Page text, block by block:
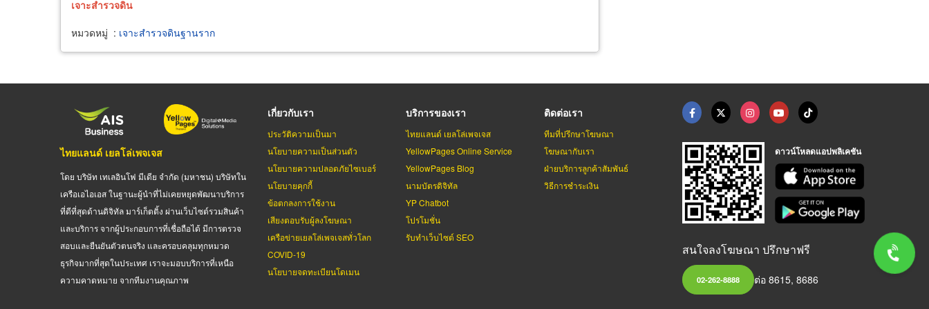
เจาะสำรวจดิน
หมวดหมู่ : เจาะสำรวจดินฐานราก
ไทยแลนด์ เยลโล่เพจเจส
โดย บริษัท เทเลอินโฟ มีเดีย จำกัด (มหาชน) บริษัทใน
เครือเอไอเอส ในฐานะผู้นำที่ไม่เคยหยุดพัฒนาบริการ
ที่ดีที่สุดด้านดิจิทัล มาร์เก็ตติ้ง ผ่านเว็บไซต์รวมสินค้า
และบริการ จากผู้ประกอบการที่เชื่อถือได้ มีการตรวจ
สอบและยืนยันตัวตนจริง และครอบคลุมทุกหมวด
ธุรกิจมากที่สุดในประเทศ เราจะมอบบริการที่เหนือ
ความคาดหมาย จากทีมงานคุณภาพ
เกี่ยวกับเรา
ประวัติความเป็นมา
นโยบายความเป็นส่วนตัว
นโยบายความปลอดภัยไซเบอร์
นโยบายคุกกี้
ข้อตกลงการใช้งาน
เสียงตอบรับผู้ลงโฆษณา
เครือข่ายเยลโล่เพจเจสทั่วโลก
COVID-19
นโยบายจดทะเบียนโดเมน
บริการของเรา
ไทยแลนด์ เยลโล่เพจเจส
YellowPages Online Service
YellowPages Blog
นามบัตรดิจิทัล
YP Chatbot
โปรโมชั่น
รับทำเว็บไซต์ SEO
ติดต่อเรา
ทีมที่ปรึกษาโฆษณา
โฆษณากับเรา
ฝ่ายบริการลูกค้าสัมพันธ์
วิธีการชำระเงิน
ดาวน์โหลดแอปพลิเคชัน
สนใจลงโฆษณา ปรึกษาฟรี
02-262-8888 ต่อ 8615, 8686